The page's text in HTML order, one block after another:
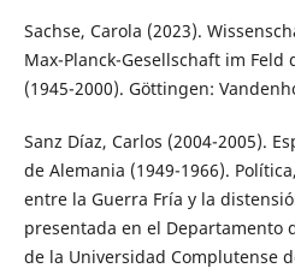
Sachse, Carola (2023).
Max-Planck-Gesellschaft im
(1945-2000). Göttingen:
Sanz Díaz, Carlos (2004-2005).
de Alemania (1949-1966).
entre la Guerra Fría y la
presentada en el Departamento
de la Universidad Complutense